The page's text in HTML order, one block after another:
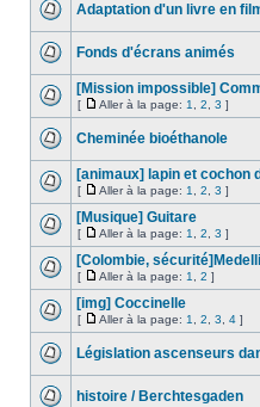
Adaptation d'un livre en
Fonds d'écrans animés
[Mission impossible]
[ Aller à la page: 1 2 3 ]
Cheminée bioéthanole
[animaux] lapin et cochon
[ Aller à la page: 1 2 3 ]
[Musique] Guitare
[ Aller à la page: 1 2 3 ]
[Colombie,
[ Aller à la page: 1 2 ]
[img] Coccinelle
[ Aller à la page: 1 2 3 4 ]
Législation ascenseurs
histoire / Berchtesgaden